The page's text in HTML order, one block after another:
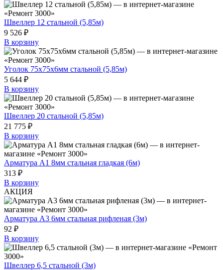
Швеллер 12 стальной (5,85м)
9 526 ₽
В корзину
Уголок 75х75х6мм стальной (5,85м)
5 644 ₽
В корзину
Швеллер 20 стальной (5,85м)
21 775 ₽
В корзину
Арматура А1 8мм стальная гладкая (6м)
313 ₽
В корзину
АКЦИЯ
Арматура А3 6мм стальная рифленая (3м)
92 ₽
В корзину
Швеллер 6,5 стальной (3м)